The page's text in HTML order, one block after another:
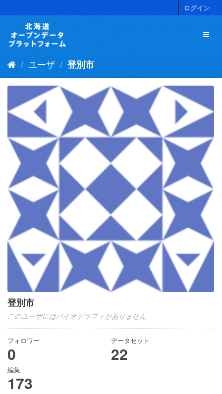
キ
ログイン
ユーザ 登別市
登別市
このユーザにはバイオグラフィがありません
フォロワー
0
データセット
22
編集
173